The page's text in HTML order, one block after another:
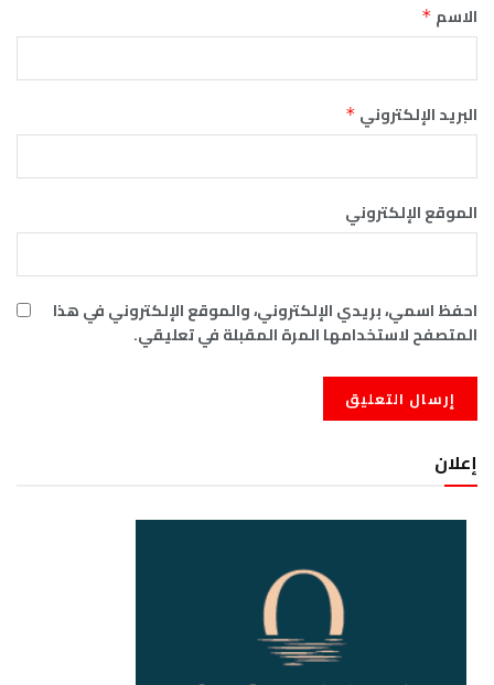
الاسم *
البريد الإلكتروني *
الموقع الإلكتروني
احفظ اسمي، بريدي الإلكتروني، والموقع الإلكتروني في هذا
المتصفح لاستخدامها المرة المقبلة في تعليقي.
إعلان